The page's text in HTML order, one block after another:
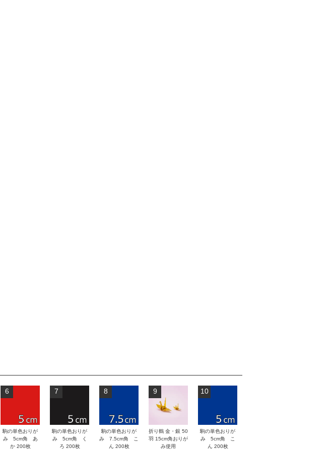
6
駒の単色おりが
み 5cm角 あ
か 200枚
7
駒の単色おりが
み 5cm角 く
ろ 200枚
8
駒の単色おりが
み 7.5cm角 こ
ん 200枚
9
折り鶴 金・銀 50
羽 15cm角おりが
み使用
10
駒の単色おりが
み 5cm角 こ
ん 200枚